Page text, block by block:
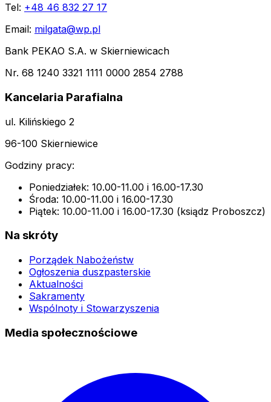
Tel: +48 46 832 27 17
Email: milgata@wp.pl
Bank PEKAO S.A. w Skierniewicach
Nr. 68 1240 3321 1111 0000 2854 2788
Kancelaria Parafialna
ul. Kilińskiego 2
96-100 Skierniewice
Godziny pracy:
Poniedziałek: 10.00-11.00 i 16.00-17.30
Środa: 10.00-11.00 i 16.00-17.30
Piątek: 10.00-11.00 i 16.00-17.30 (ksiądz Proboszcz)
Na skróty
Porządek Nabożeństw
Ogłoszenia duszpasterskie
Aktualności
Sakramenty
Wspólnoty i Stowarzyszenia
Media społecznościowe